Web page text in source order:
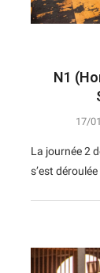
N1
17/
La journée 2
s’est